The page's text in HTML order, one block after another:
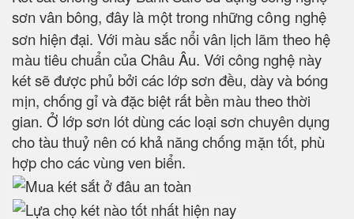
sơn vân bông, đây là một trong những công nghệ
sơn hiện đại. Với màu sắc nổi vân lịch lãm theo hệ
màu tiêu chuẩn của Châu Âu. Với công nghệ này
két sẽ được phủ bởi các lớp sơn đều, dày và bóng
mịn, chống gỉ và đặc biệt rất bền màu theo thời
gian. Ở lớp sơn lót dùng các loại sơn chuyên dụng
cho tàu thuỷ nên có khả năng chống mặn tốt, phù
hợp cho các vùng ven biển.